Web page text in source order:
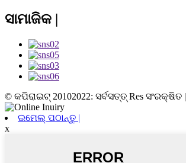
ସାମାଜିକ |
© କପିରାଇଟ୍ 20102022: ସର୍ବସତ୍ତ୍ Res ସଂରକ୍ଷିତ |
ଇମେଲ୍ ପଠାନ୍ତୁ |
x